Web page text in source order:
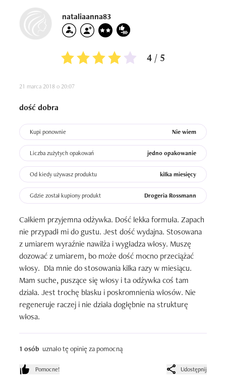
nataliaanna83
4 / 5
21 marca 2018 o 20:07
dość dobra
Kupi ponownie Nie wiem
Liczba zużytych opakowań jedno opakowanie
Od kiedy używasz produktu kilka miesięcy
Gdzie został kupiony produkt Drogeria Rossmann
Całkiem przyjemna odżywka. Dość lekka formuła. Zapach
nie przypadł mi do gustu. Jest dość wydajna. Stosowana
z umiarem wyraźnie nawilża i wygładza włosy. Muszę
dozować z umiarem, bo może dość mocno przeciążać
włosy.  Dla mnie do stosowania kilka razy w miesiącu.
Mam suche, puszące się włosy i ta odżywka coś tam
działa. Jest trochę blasku i poskromnienia włosów. Nie
regeneruje raczej i nie działa dogłębnie na strukturę
włosa.
1 osób uznało tę opinię za pomocną
Pomocne! Udostępnij